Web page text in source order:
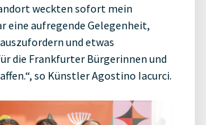
weckten sofort mein
eine aufregende Gelegenheit,
und etwas
die Frankfurter Bürgerinnen und
so Künstler Agostino Iacurci.